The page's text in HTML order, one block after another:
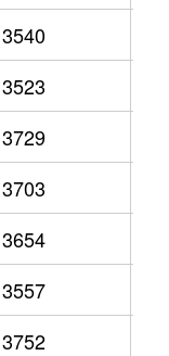
3540
3523
3729
3703
3654
3557
3752